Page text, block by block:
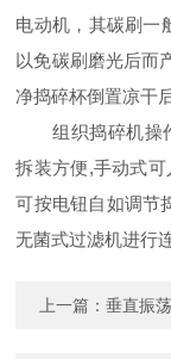
电动机，其碳刷一
以免碳刷磨光后而
净捣碎杯倒置凉干
组织捣碎机操作
拆装方便,手动式
可按电钮自如调节
无菌式过滤机进行
上一篇：垂直振